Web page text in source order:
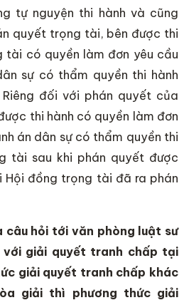
tự nguyện thi hành và cũng
quyết trọng tài, bên được thi
tài có quyền làm đơn yêu cầu
sự có thẩm quyền thi hành
đối với phán quyết của
thi hành có quyền làm đơn
án dân sự có thẩm quyền thi
tài sau khi phán quyết được
Hội đồng trọng tài đã ra phán
câu hỏi tới văn phòng luật sư
giải quyết tranh chấp tại
giải quyết tranh chấp khác
giải thì phương thức giải